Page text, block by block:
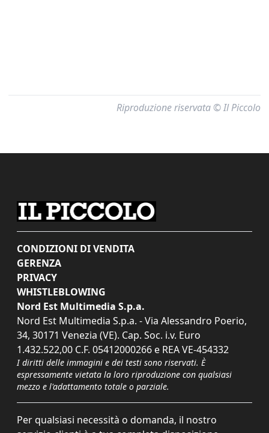
Riproduzione riservata © Il Piccolo
CONDIZIONI DI VENDITA
GERENZA
PRIVACY
WHISTLEBLOWING
Nord Est Multimedia S.p.a.
Nord Est Multimedia S.p.a. - Via Alessandro Poerio,
34, 30171 Venezia (VE). Cap. Soc. i.v. Euro
1.432.522,00 C.F. 05412000266 e REA VE-454332
I diritti delle immagini e dei testi sono riservati. È
espressamente vietata la loro riproduzione con qualsiasi
mezzo e l'adattamento totale o parziale.
Per qualsiasi necessità o domanda, il nostro